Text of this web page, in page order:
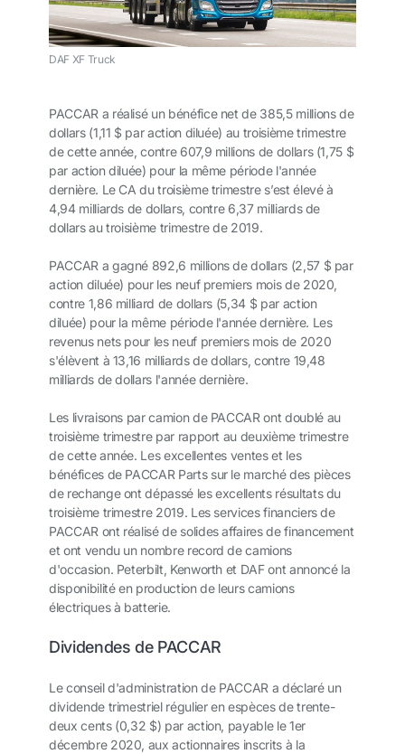
DAF XF Truck
PACCAR a réalisé un bénéfice net de 385,5 millions de
dollars (1,11 $ par action diluée) au troisième trimestre
de cette année, contre 607,9 millions de dollars (1,75 $
par action diluée) pour la même période l'année
dernière. Le CA du troisième trimestre s’est élevé à
4,94 milliards de dollars, contre 6,37 milliards de
dollars au troisième trimestre de 2019.
PACCAR a gagné 892,6 millions de dollars (2,57 $ par
action diluée) pour les neuf premiers mois de 2020,
contre 1,86 milliard de dollars (5,34 $ par action
diluée) pour la même période l'année dernière. Les
revenus nets pour les neuf premiers mois de 2020
s'élèvent à 13,16 milliards de dollars, contre 19,48
milliards de dollars l'année dernière.
Les livraisons par camion de PACCAR ont doublé au
troisième trimestre par rapport au deuxième trimestre
de cette année. Les excellentes ventes et les
bénéfices de PACCAR Parts sur le marché des pièces
de rechange ont dépassé les excellents résultats du
troisième trimestre 2019. Les services financiers de
PACCAR ont réalisé de solides affaires de financement
et ont vendu un nombre record de camions
d'occasion. Peterbilt, Kenworth et DAF ont annoncé la
disponibilité en production de leurs camions
électriques à batterie.
Dividendes de PACCAR
Le conseil d'administration de PACCAR a déclaré un
dividende trimestriel régulier en espèces de trente-
deux cents (0,32 $) par action, payable le 1er
décembre 2020, aux actionnaires inscrits à la